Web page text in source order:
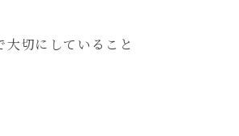
切にしていること